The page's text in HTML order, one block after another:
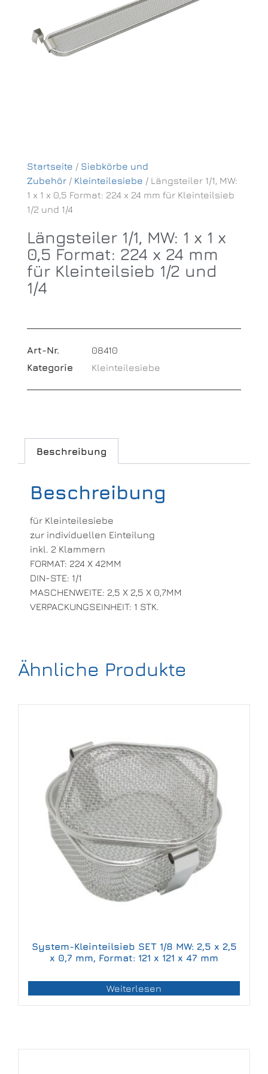
Startseite / Siebkörbe und
Zubehör / Kleinteilesiebe / Längsteiler 1/1, MW:
1 x 1 x 0,5 Format: 224 x 24 mm für Kleinteilsieb
1/2 und 1/4
Längsteiler 1/1, MW: 1 x 1 x
0,5 Format: 224 x 24 mm
für Kleinteilsieb 1/2 und
1/4
Art-Nr.
08410
Kategorie
Kleinteilesiebe
Beschreibung
Beschreibung
für Kleinteilesiebe
zur individuellen Einteilung
inkl. 2 Klammern
FORMAT: 224 X 42MM
DIN-STE: 1/1
MASCHENWEITE: 2,5 X 2,5 X 0,7MM
VERPACKUNGSEINHEIT: 1 STK.
Ähnliche Produkte
System-Kleinteilsieb SET 1/8 MW: 2,5 x 2,5
x 0,7 mm, Format: 121 x 121 x 47 mm
Weiterlesen